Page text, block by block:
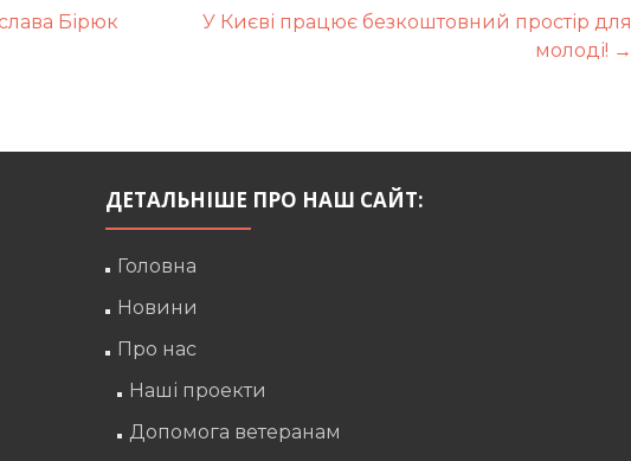
Бірюк
У Києві працює безкоштовний простір для
молоді! →
ДЕТАЛЬНІШЕ ПРО НАШ САЙТ:
Головна
Новини
Про нас
Наші проекти
Допомога ветеранам